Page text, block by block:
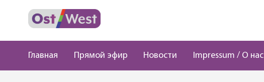
Главная Прямой эфир Новости Impressum / О нас